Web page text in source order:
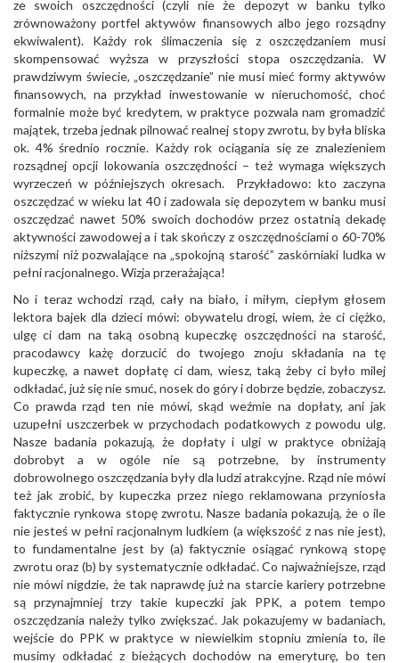
ze swoich oszczędności (czyli nie że depozyt w banku tylko
zrównoważony portfel aktywów finansowych albo jego rozsądny
ekwiwalent). Każdy rok ślimaczenia się z oszczędzaniem musi
skompensować wyższa w przyszłości stopa oszczędzania. W
prawdziwym świecie, „oszczędzanie” nie musi mieć formy aktywów
finansowych, na przykład inwestowanie w nieruchomość, choć
formalnie może być kredytem, w praktyce pozwala nam gromadzić
majątek, trzeba jednak pilnować realnej stopy zwrotu, by była bliska
ok. 4% średnio rocznie. Każdy rok ociągania się ze znalezieniem
rozsądnej opcji lokowania oszczędności – też wymaga większych
wyrzeczeń w późniejszych okresach. Przykładowo: kto zaczyna
oszczędzać w wieku lat 40 i zadowala się depozytem w banku musi
oszczędzać nawet 50% swoich dochodów przez ostatnią dekadę
aktywności zawodowej a i tak skończy z oszczędnościami o 60-70%
niższymi niż pozwalające na „spokojną starość” zaskórniaki ludka w
pełni racjonalnego. Wizja przerażająca!
No i teraz wchodzi rząd, cały na biało, i miłym, ciepłym głosem
lektora bajek dla dzieci mówi: obywatelu drogi, wiem, że ci ciężko,
ulgę ci dam na taką osobną kupeczkę oszczędności na starość,
pracodawcy każę dorzucić do twojego znoju składania na tę
kupeczkę, a nawet dopłatę ci dam, wiesz, taką żeby ci było milej
odkładać, już się nie smuć, nosek do góry i dobrze będzie, zobaczysz.
Co prawda rząd ten nie mówi, skąd weźmie na dopłaty, ani jak
uzupełni uszczerbek w przychodach podatkowych z powodu ulg.
Nasze badania pokazują, że dopłaty i ulgi w praktyce obniżają
dobrobyt a w ogóle nie są potrzebne, by instrumenty
dobrowolnego oszczędzania były dla ludzi atrakcyjne. Rząd nie mówi
też jak zrobić, by kupeczka przez niego reklamowana przyniosła
faktycznie rynkowa stopę zwrotu. Nasze badania pokazują, że o ile
nie jesteś w pełni racjonalnym ludkiem (a większość z nas nie jest),
to fundamentalne jest by (a) faktycznie osiągać rynkową stopę
zwrotu oraz (b) by systematycznie odkładać. Co najważniejsze, rząd
nie mówi nigdzie, że tak naprawdę już na starcie kariery potrzebne
są przynajmniej trzy takie kupeczki jak PPK, a potem tempo
oszczędzania należy tylko zwiększać. Jak pokazujemy w badaniach,
wejście do PPK w praktyce w niewielkim stopniu zmienia to, ile
musimy odkładać z bieżących dochodów na emeryturę, bo ten